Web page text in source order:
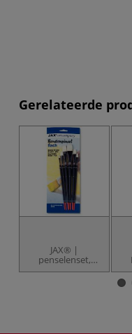
Gerelateerde
JAX® |
penselenset,
varkenshaar, plat